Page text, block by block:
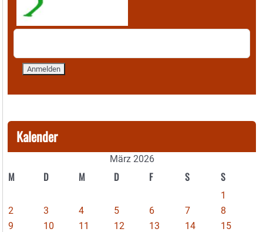
Kalender
März 2026
M D M D F S S
1
2
3 4 5 6 7
8
9
10 11 12 13 14
15